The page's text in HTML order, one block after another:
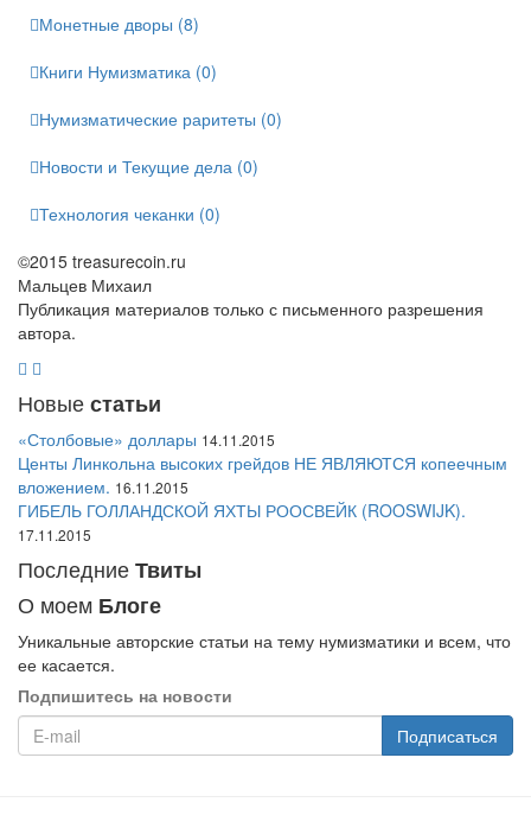
Монетные дворы (8)
Книги Нумизматика (0)
Нумизматические раритеты (0)
Новости и Текущие дела (0)
Технология чеканки (0)
©2015 treasurecoin.ru
Мальцев Михаил
Публикация материалов только с письменного разрешения
автора.
Новыестатьи
«Столбовые» доллары 14.11.2015
Центы Линкольна высоких грейдов НЕ ЯВЛЯЮТСЯ копеечным
вложением. 16.11.2015
ГИБЕЛЬ ГОЛЛАНДСКОЙ ЯХТЫ РООСВЕЙК (ROOSWIJK).
17.11.2015
ПоследниеТвиты
О моем Блоге
Уникальные авторские статьи на тему нумизматики и всем, что
ее касается.
Подпишитесь на новости
Подписаться